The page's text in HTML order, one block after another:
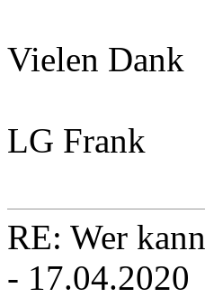
Vielen Dank
LG Frank
RE: Wer
- 17.04.2020